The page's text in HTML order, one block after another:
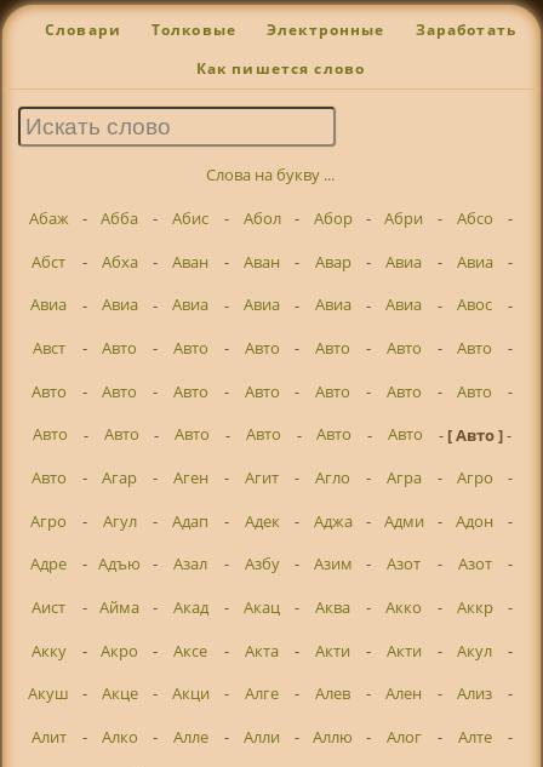
Словари Толковые Электронные Заработать
Как пишется слово
Слова на букву ...
Абаж
- Абба - Абис - Абол - Абор - Абри - Абсо
-
Абст
- Абха - Аван - Аван - Авар - Авиа - Авиа
-
Авиа
- Авиа - Авиа - Авиа - Авиа - Авиа - Авос
-
Авст
- Авто - Авто - Авто - Авто - Авто - Авто
-
Авто
- Авто - Авто - Авто - Авто - Авто - Авто
-
Авто
- Авто - Авто - Авто - Авто - Авто - [ Авто ]-
Авто
- Агар - Аген - Агит - Агло - Агра - Агро
-
Агро
- Агул - Адап - Адек - Аджа - Адми - Адон
-
Адре
- Адъю - Азал - Азбу - Азим - Азот - Азот
-
Аист
- Айма - Акад - Акац - Аква - Акко - Аккр
-
Акку
- Акро - Аксе - Акта - Акти - Акти - Акул
-
Акуш
- Акце - Акци - Алге - Алев - Ален - Ализ
-
Алит
- Алко - Алле - Алли - Аллю - Алог - Алте
-